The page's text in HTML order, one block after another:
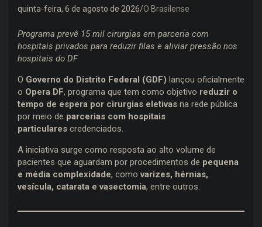
quinta-feira, 6 de agosto de 2026 O Brasilense
Programa prevê 15 mil cirurgias em parceria com
hospitais privados para reduzir filas e aliviar pressão nos
hospitais do DF
O Governo do Distrito Federal (GDF) lançou oficialmente
o Opera DF, programa que tem como objetivo reduzir o
tempo de espera por cirurgias eletivas na rede pública
por meio de parcerias com hospitais
particulares credenciados.
A iniciativa surge como resposta ao alto volume de
pacientes que aguardam por procedimentos de pequena
e média complexidade, comovarizes, hérnias,
vesícula, catarata e vasectomia, entre outros.